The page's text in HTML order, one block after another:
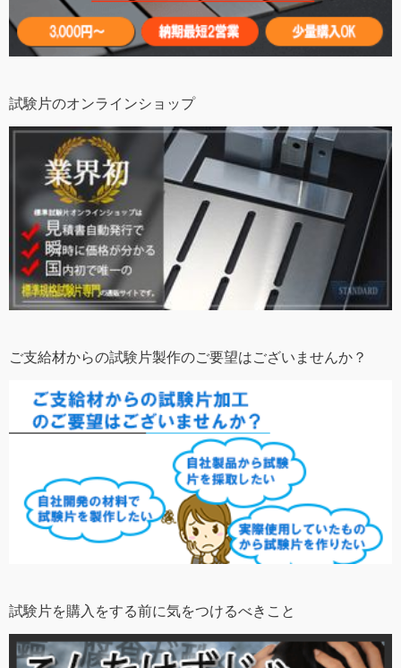
試験片のオンラインショップ
ご支給材からの試験片製作のご要望はございませんか？
試験片を購入をする前に気をつけるべきこと